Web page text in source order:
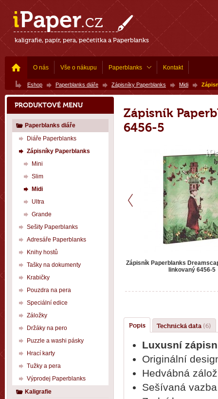
kaligrafie, papír, pera, pečetítka a Paperblanks
O nás Vše o nákupu Paperblanks Kontakt
Eshop Paperblanks diáře Zápisníky Paperblanks Midi
Zápisník
6456-5
Zápisník Paperblanks
linkovaný 6456-5
Popis Technická data (6)
Luxusní
Originální
Hedvábná
Sešívaná
PRODUKTOVÉ MENU
Paperblanks diáře
Diáře Paperblanks
Zápisníky Paperblanks
Mini
Slim
Midi
Ultra
Grande
Sešity Paperblanks
Adresáře Paperblanks
Knihy hostů
Tašky na dokumenty
Krabičky
Pouzdra na pera
Speciální edice
Záložky
Držáky na pero
Puzzle a washi pásky
Hrací karty
Tužky a pera
Výprodej Paperblanks
Kaligrafie